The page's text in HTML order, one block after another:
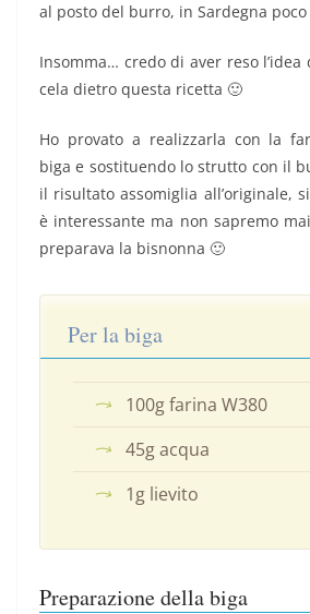
al posto del burro, in Sardegna
Insomma… credo di aver reso l’idea
cela dietro questa ricetta 🙂
Ho provato a realizzarla con la
biga e sostituendo lo strutto con il
il risultato assomiglia all’originale,
è interessante ma non sapremo
preparava la bisnonna 🙂
Per la biga
100g farina W380
45g acqua
1g lievito
Preparazione della biga